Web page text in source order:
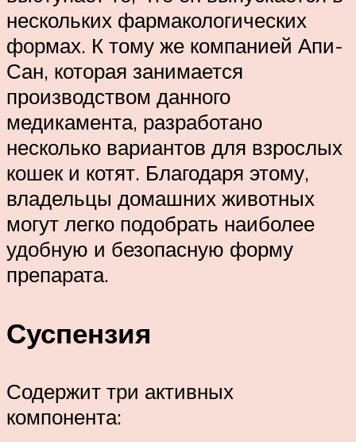
нескольких фармакологических
формах. К тому же компанией Апи-
Сан, которая занимается
производством данного
медикамента, разработано
несколько вариантов для взрослых
кошек и котят. Благодаря этому,
владельцы домашних животных
могут легко подобрать наиболее
удобную и безопасную форму
препарата.
Суспензия
Содержит три активных
компонента: